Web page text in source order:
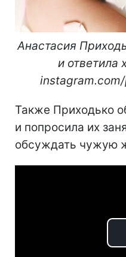
Анастасия
и ответила
Также Приходько
и попросила их
обсуждать чужую